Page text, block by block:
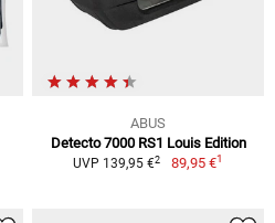
ABUS
Detecto 7000 RS1 Louis Edition
UVP 139,95 €2 89,95 €1